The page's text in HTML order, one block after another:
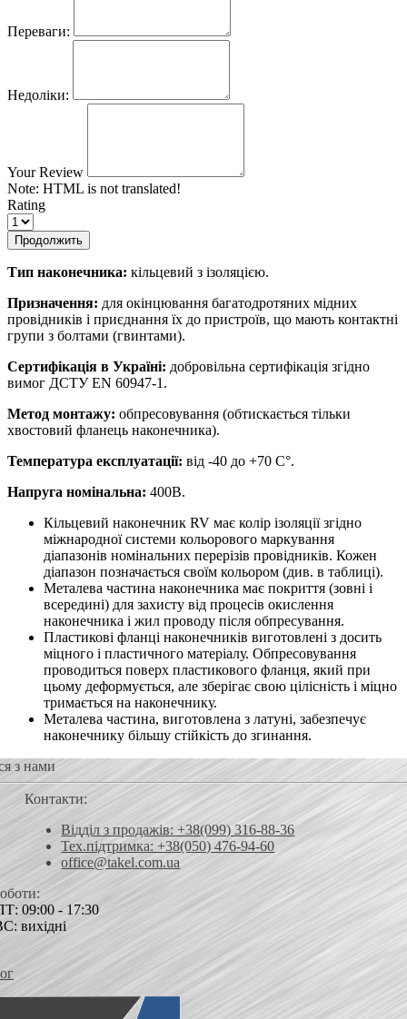
Переваги:
Недоліки:
Your Review
Note: HTML is not translated!
Rating
Продолжить
Тип наконечника: кільцевий з ізоляцією.
Призначення: для окінцювання багатодротяних мідних
провідників і приєднання їх до пристроїв, що мають контактні
групи з болтами (гвинтами).
Сертифікація в Україні: добровільна сертифікація згідно
вимог ДСТУ EN 60947-1.
Метод монтажу: обпресовування (обтискається тільки
хвостовий фланець наконечника).
Температура експлуатації: від -40 до +70 С°.
Напруга номінальна: 400В.
Кільцевий наконечник RV має колір ізоляції згідно
міжнародної системи кольорового маркування
діапазонів номінальних перерізів провідників. Кожен
діапазон позначається своїм кольором (див. в таблиці).
Металева частина наконечника має покриття (зовні і
всередині) для захисту від процесів окислення
наконечника і жил проводу після обпресування.
Пластикові фланці наконечників виготовлені з досить
міцного і пластичного матеріалу. Обпресовування
проводиться поверх пластикового фланця, який при
цьому деформується, але зберігає свою цілісність і міцно
тримається на наконечнику.
Металева частина, виготовлена ​​з латуні, забезпечує
наконечнику більшу стійкість до згинання.
з нами
Контакти:
Відділ з продажів: +38(099) 316-88-36
Тех.підтримка: +38(050) 476-94-60
office@takel.com.ua
09:00 - 17:30
вихідні